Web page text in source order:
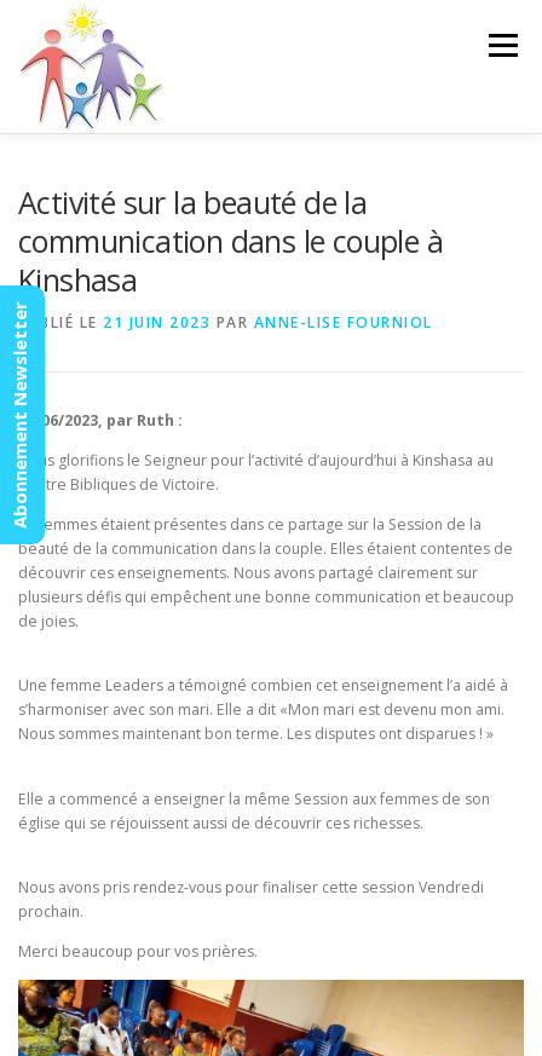
contenu
Menu
VIDÉOS
Activité sur la beauté de la
communication dans le couple à
Kinshasa
PUBLIÉ LE 21 JUIN 2023 PAR ANNE-LISE FOURNIOL
16/06/2023, par Ruth :
Nous glorifions le Seigneur pour l’activité d’aujourd’hui à Kinshasa au
Centre Bibliques de Victoire.
13 femmes étaient présentes dans ce partage sur la Session de la
beauté de la communication dans la couple. Elles étaient contentes de
découvrir ces enseignements. Nous avons partagé clairement sur
plusieurs défis qui empêchent une bonne communication et beaucoup
de joies.
Une femme Leaders a témoigné combien cet enseignement l’a aidé à
s’harmoniser avec son mari. Elle a dit «Mon mari est devenu mon ami.
Nous sommes maintenant bon terme. Les disputes ont disparues ! »
Elle a commencé a enseigner la même Session aux femmes de son
église qui se réjouissent aussi de découvrir ces richesses.
Nous avons pris rendez-vous pour finaliser cette session Vendredi
prochain.
Merci beaucoup pour vos prières.
Abonnement Newsletter